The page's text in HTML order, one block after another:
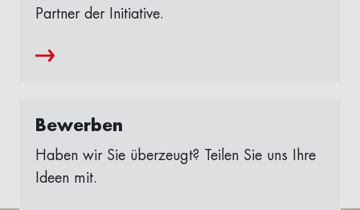
Partner der Initiative.
Bewerben
Haben wir Sie überzeugt? Teilen Sie uns Ihre
Ideen mit.